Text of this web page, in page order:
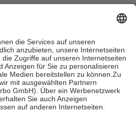
Zuzahlungen in Höhe von zehn
jedoch nie mehr als die tatsächlichen
auch für Online-Apotheken.
Krankenpflege beträgt die
Kosten sowie zehn Euro je
für ihre eigene Gesundheit zu
der Familie zu unterstützen,